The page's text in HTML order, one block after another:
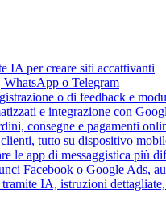
IA per creare siti accattivanti
WhatsApp o Telegram
o di feedback e
e integrazione con
consegne e pagamenti
tutto su dispositivo
le app di messaggistica più
Facebook o Google Ads,
IA, istruzioni